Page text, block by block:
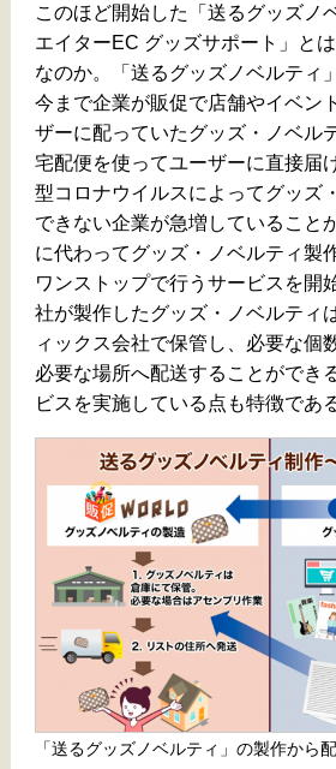
このほど開始した「送るグッズノ
エイターEC グッズサポート」と
なのか。「送るグッズノベルティ
今まで企業が販促で店舗やイベン
ザーに配っていたグッズ・ノベル
宅配便を使ってユーザーに直接届
型コロナウイルスによってグッズ
できない企業が急増していること
に代わってグッズ・ノベルティ製
ワンストップで行うサービスを開
社が製作したグッズ・ノベルティ
ィックス会社で保管し、必要な個
必要な場所へ配送することができ
ビスを実施している点も特徴である
「送るグッズノベルティ」の製作から